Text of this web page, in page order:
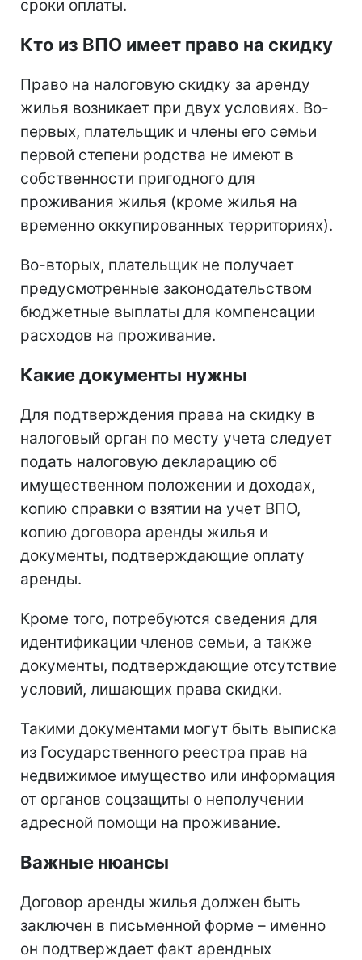
сроки оплаты.
Кто из ВПО имеет право на скидку
Право на налоговую скидку за аренду
жилья возникает при двух условиях. Во-
первых, плательщик и члены его семьи
первой степени родства не имеют в
собственности пригодного для
проживания жилья (кроме жилья на
временно оккупированных территориях).
Во-вторых, плательщик не получает
предусмотренные законодательством
бюджетные выплаты для компенсации
расходов на проживание.
Какие документы нужны
Для подтверждения права на скидку в
налоговый орган по месту учета следует
подать налоговую декларацию об
имущественном положении и доходах,
копию справки о взятии на учет ВПО,
копию договора аренды жилья и
документы, подтверждающие оплату
аренды.
Кроме того, потребуются сведения для
идентификации членов семьи, а также
документы, подтверждающие отсутствие
условий, лишающих права скидки.
Такими документами могут быть выписка
из Государственного реестра прав на
недвижимое имущество или информация
от органов соцзащиты о неполучении
адресной помощи на проживание.
Важные нюансы
Договор аренды жилья должен быть
заключен в письменной форме – именно
он подтверждает факт арендных